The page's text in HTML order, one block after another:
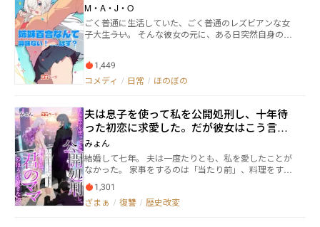
M・A・J・O
ごく普通に生活していた、ごく普通のレズビアンな女
子大生――うい。 そんな彼女の元に、ある日突然自身の妹
姉ちゃんはういさん、ですよね？」 それからういは、
その少女となし崩しに生活していくこととなる…… ・
1,449
コメディ / 日常 / ほのぼの
夫は息子を使って私を公開処刑し、十年待
った初恋に求愛した。だが彼女はこう言っ
た――「でも私、君のママのほうが好きなの」
みょん
結婚して七年。 夫は一度たりとも、私を愛したことが
なかった。 家事をするのは「当たり前」、料理をすれ
ば「まずい」と言われ、体調が悪いと「仮病だ」と決
めつけられる。 七年間、この家での私は空気のような
存在―― いや、空気以下だった。 空気ならまだ、自分の存
1,301
ざまぁ / 復讐 / 歴史改変